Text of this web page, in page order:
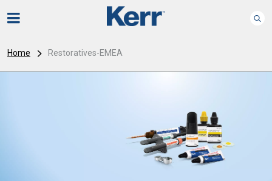
Home Restoratives-EMEA